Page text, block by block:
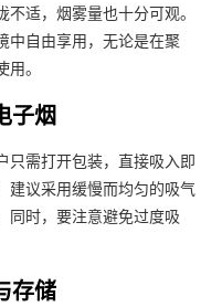
适，烟雾量也十分可观。
中自由享用，无论是在聚
。
子烟
只需打开包装，直接吸入即
建议采用缓慢而均匀的吸气
同时，要注意避免过度吸
存储